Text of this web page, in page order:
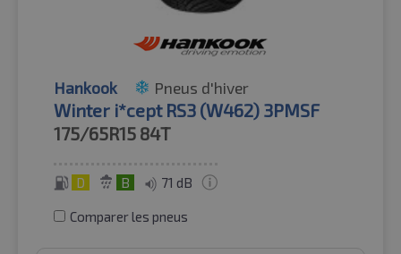
Hankook Pneus d'hiver
Winter i*cept RS3 (W462) 3PMSF
175/65R15 84T
D B 71 dB
Comparer les pneus